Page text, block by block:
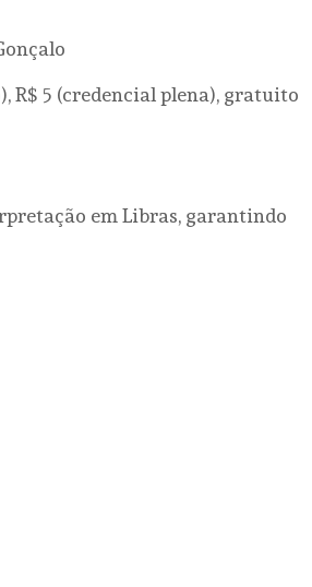
R$ 5 (credencial plena), gratuito
em Libras, garantindo